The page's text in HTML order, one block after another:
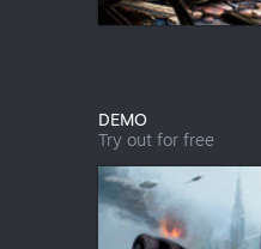
DEMO
Try out for free